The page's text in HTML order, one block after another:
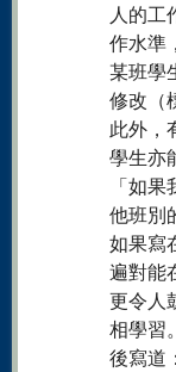
人的工
作水準
某班學
修改（
此外，
學生亦
「如
他班別
如果寫
遍對能
更令人
相學習
後寫道